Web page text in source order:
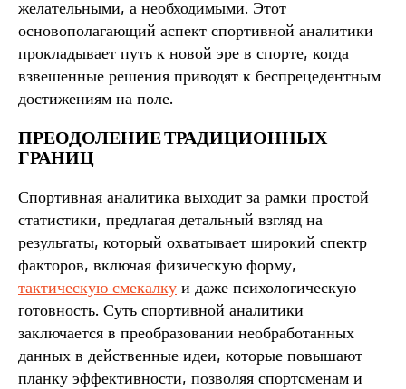
желательными, а необходимыми. Этот
основополагающий аспект спортивной аналитики
прокладывает путь к новой эре в спорте, когда
взвешенные решения приводят к беспрецедентным
достижениям на поле.
ПРЕОДОЛЕНИЕ ТРАДИЦИОННЫХ
ГРАНИЦ
Спортивная аналитика выходит за рамки простой
статистики, предлагая детальный взгляд на
результаты, который охватывает широкий спектр
факторов, включая физическую форму,
тактическую смекалку и даже психологическую
готовность. Суть спортивной аналитики
заключается в преобразовании необработанных
данных в действенные идеи, которые повышают
планку эффективности, позволяя спортсменам и